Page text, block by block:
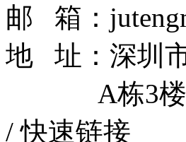
邮 箱：
地 址：深圳
A栋3楼
/快速链接